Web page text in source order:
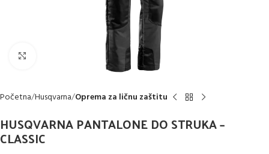
Početna Husqvarna Oprema za ličnu zaštitu
HUSQVARNA PANTALONE DO STRUKA –
CLASSIC